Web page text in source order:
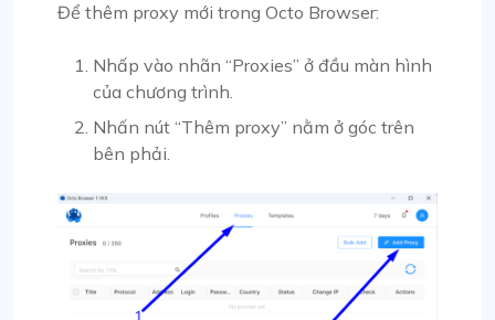
Để thêm proxy mới trong Octo Browser:
Nhấp vào nhãn “Proxies” ở đầu màn hình
của chương trình.
Nhấn nút “Thêm proxy” nằm ở góc trên
bên phải.